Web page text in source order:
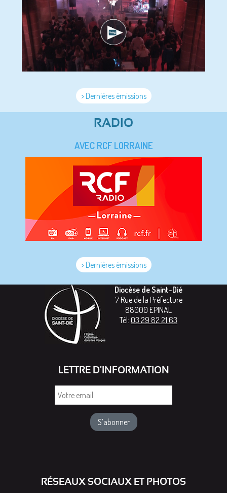
> Dernières émissions
RADIO
AVEC RCF LORRAINE
> Dernières émissions
Diocèse de Saint-Dié
7 Rue de la Préfecture
88000 EPINAL
Tél: 03 29 82 21 63
LETTRE D'INFORMATION
RÉSEAUX SOCIAUX ET PHOTOS